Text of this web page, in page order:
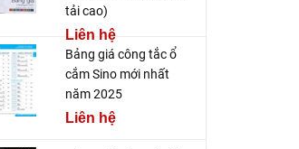
tải cao)
Liên hệ
Bảng giá công tắc ổ
cắm Sino mới nhất
năm 2025
Liên hệ